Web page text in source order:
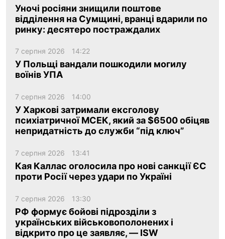
Уночі росіяни знищили поштове
відділення на Сумщині, вранці вдарили по
ринку: десятеро постраждалих
7 серпня 2026 14:22
У Польщі вандали пошкодили могилу
воїнів УПА
7 серпня 2026 14:00
У Харкові затримали ексголову
психіатричної МСЕК, який за $6500 обіцяв
непридатність до служби “під ключ”
7 серпня 2026 13:41
Кая Каллас оголосила про нові санкції ЄС
проти Росії через удари по Україні
7 серпня 2026 13:30
РФ формує бойові підрозділи з
українських військовополонених і
відкрито про це заявляє, — ISW